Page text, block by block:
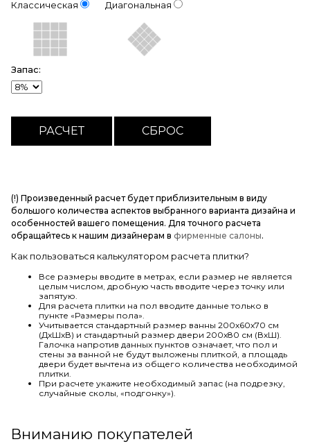
Классическая
Диагональная
Запас:
(!) Произведенный расчет будет приблизительным в виду
большого количества аспектов выбранного варианта дизайна и
особенностей вашего помещения. Для точного расчета
обращайтесь к нашим дизайнерам в фирменные салоны.
Как пользоваться калькулятором расчета плитки?
Все размеры вводите в метрах, если размер не является
целым числом, дробную часть вводите через точку или
запятую.
Для расчета плитки на пол вводите данные только в
пункте «Размеры пола».
Учитывается стандартный размер ванны 200х60х70 см
(ДхШхВ) и стандартный размер двери 200х80 см (ВхШ).
Галочка напротив данных пунктов означает, что пол и
стены за ванной не будут выложены плиткой, а площадь
двери будет вычтена из общего количества необходимой
плитки.
При расчете укажите необходимый запас (на подрезку,
случайные сколы, «подгонку»).
Вниманию покупателей